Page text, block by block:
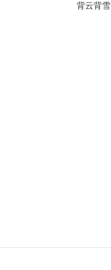
背云背雪